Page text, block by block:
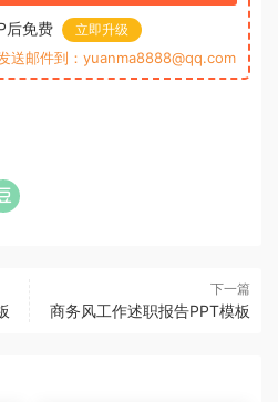
后免费 立即升级
送邮件到：yuanma8888@qq.com
下一篇
商务风工作述职报告PPT模板